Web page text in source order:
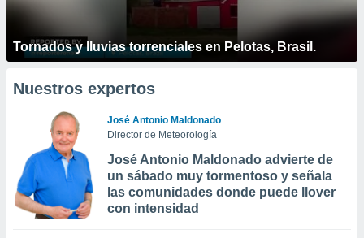
Tornados y lluvias torrenciales en Pelotas, Brasil.
Nuestros expertos
José Antonio Maldonado
Director de Meteorología
José Antonio Maldonado advierte de
un sábado muy tormentoso y señala
las comunidades donde puede llover
con intensidad